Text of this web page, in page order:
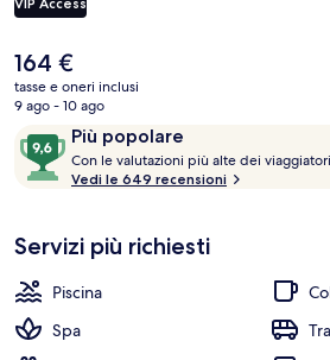
Il
prezzo
attuale
164 €
164 €
tasse e oneri inclusi
9 ago - 10 ago
RecensioniPiù popolare
9,6
su
10,
popolare
Con le valutazioni più alte dei viaggiatori
Vedi le 649 recensioni
Servizi più richiesti
Piscina
Spa